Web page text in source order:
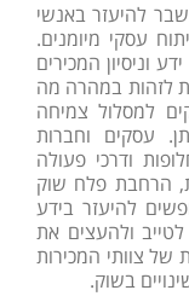
להיעזר באנשי
עסקי מיומנים.
וניסיון המכירים
לזהות במהרה מה
למסלול צמיחה
עסקים וחברות
ודרכי פעולה
הרחבת פלח שוק
להיעזר בידע
לטייב ולהעצים את
של צוותי המכירות
בשוק.